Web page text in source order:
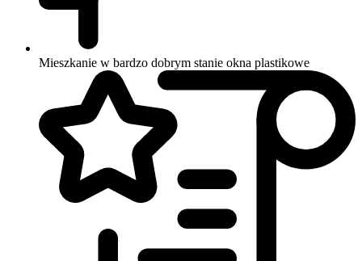
Mieszkanie w bardzo dobrym stanie okna plastikowe